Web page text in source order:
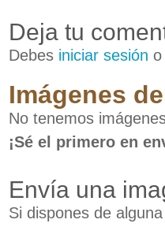
Deja tu
Debes iniciar sesión
Imágenes
No tenemos
¡Sé el primero en
Envía una
Si dispones de